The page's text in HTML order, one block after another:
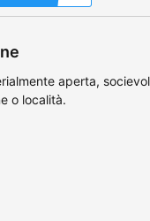
aperta,
o località.